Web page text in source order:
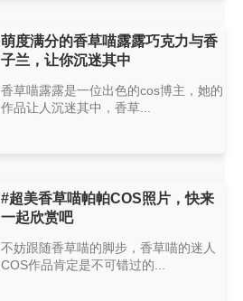
萌度满分的香草喵露露巧克力与香
子兰，让你沉迷其中
香草喵露露是一位出色的cos博主，她的
作品让人沉迷其中，香草...
#超美香草喵帕帕COS照片，快来
一起欣赏吧
不妨跟随香草喵的脚步，香草喵的迷人
COS作品肯定是不可错过的...